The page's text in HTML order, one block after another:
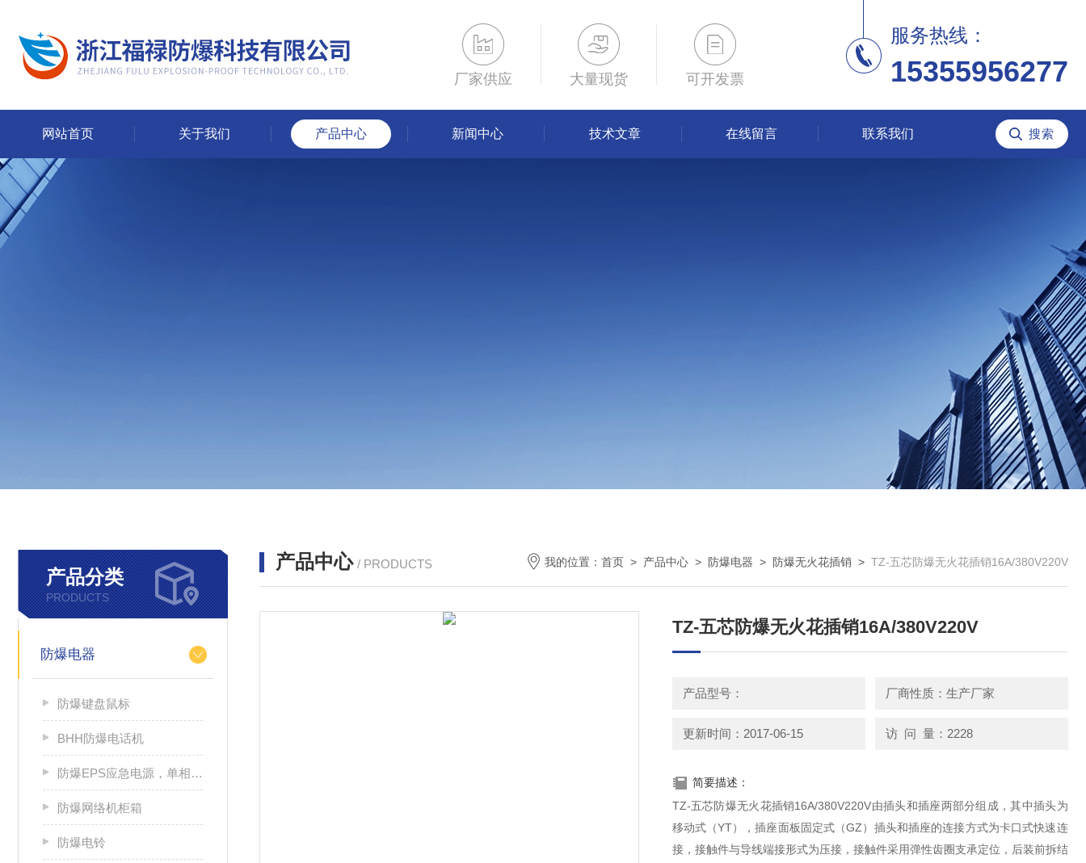
厂家供应 大量现货 可开发票
服务热线：
15355956277
网站首页 关于我们 产品中心 新闻中心 技术文章 在线留言 联系我们
产品分类
PRODUCTS
防爆电器
防爆键盘鼠标
BHH防爆电话机
防爆EPS应急电源，单相/三相电源箱
防爆网络机柜箱
防爆电铃
产品中心 / PRODUCTS 我的位置： 首页 > 产品中心 > 防爆电器 > 防爆无火花插销 > TZ-五芯防爆无火花插销16A/380V220V
TZ-五芯防爆无火花插销16A/380V220V
产品型号： 厂商性质：生产厂家
更新时间：2017-06-15 访 问 量：2228
简要描述：
TZ-五芯防爆无火花插销16A/380V220V由插头和插座两部分组成，其中插头为
移动式（YT），插座面板固定式（GZ）插头和插座的连接方式为卡口式快速连
接，接触件与导线端接形式为压接，接触件采用弹性齿圈支承定位，后装前拆结